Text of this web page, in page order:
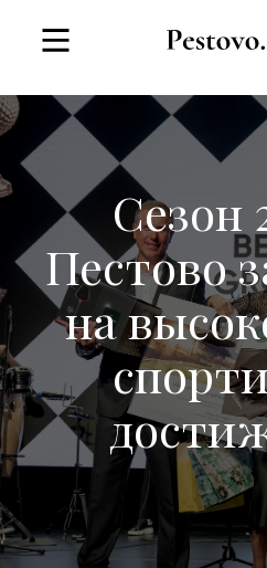
Сезон
Пестово
на